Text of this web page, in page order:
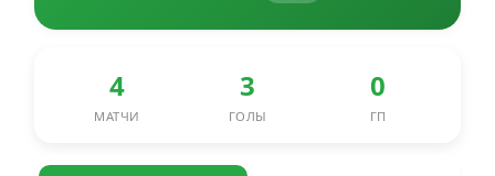
4
МАТЧИ
3
ГОЛЫ
0
ГП